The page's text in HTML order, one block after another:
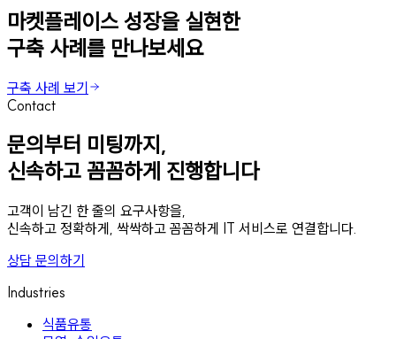
마켓플레이스 성장을 실현한
구축 사례를 만나보세요
구축 사례 보기
Contact
문의부터 미팅까지,
신속하고 꼼꼼하게 진행합니다
고객이 남긴 한 줄의 요구사항을,
신속하고 정확하게, 싹싹하고 꼼꼼하게 IT 서비스로 연결합니다.
상담 문의하기
Industries
식품유통